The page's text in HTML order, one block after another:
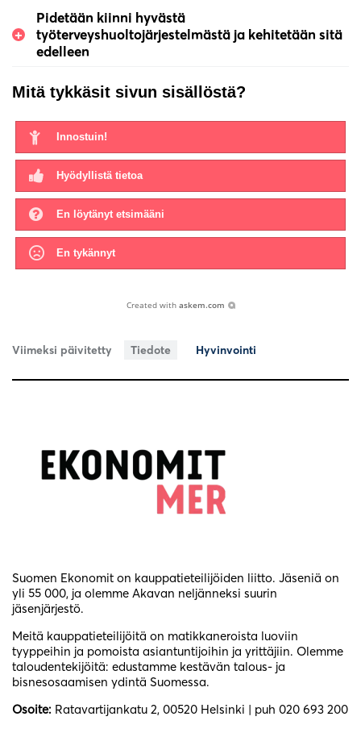
Pidetään kiinni hyvästä
työterveyshuoltojärjestelmästä ja kehitetään sitä
edelleen
Mitä tykkäsit sivun sisällöstä?
Innostuin!
Hyödyllistä tietoa
En löytänyt etsimääni
En tykännyt
Created with askem.com
Viimeksi päivitetty Tiedote Hyvinvointi
Suomen Ekonomit on kauppatieteilijöiden liitto. Jäseniä on
yli 55 000, ja olemme Akavan neljänneksi suurin
jäsenjärjestö.
Meitä kauppatieteilijöitä on matikkaneroista luoviin
tyyppeihin ja pomoista asiantuntijoihin ja yrittäjiin. Olemme
taloudentekijöitä: edustamme kestävän talous- ja
bisnesosaamisen ydintä Suomessa.
Osoite: Ratavartijankatu 2, 00520 Helsinki | puh 020 693 200